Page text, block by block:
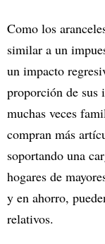
Como los
similar a un
un impacto
proporción de sus
muchas veces
compran más
soportando una
hogares de
y en ahorro,
relativos.